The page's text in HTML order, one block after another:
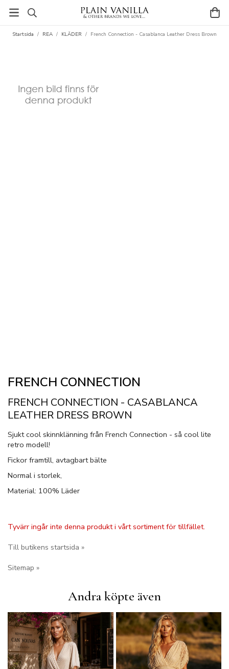
Startsida / REA / KLÄDER / French Connection - Casablanca Leather Dress Brown
FRENCH CONNECTION
FRENCH CONNECTION - CASABLANCA
LEATHER DRESS BROWN
Sjukt cool skinnklänning från French Connection - så cool lite
retro modell!
Fickor framtill, avtagbart bälte
Normal i storlek,
Material: 100% Läder
Tyvärr ingår inte denna produkt i vårt sortiment för tillfället.
Till butikens startsida »
Sitemap »
Andra köpte även